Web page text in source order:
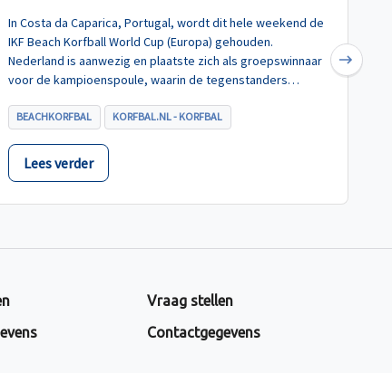
In Costa da Caparica, Portugal, wordt dit hele weekend de
IKF Beach Korfball World Cup (Europa) gehouden.
Nederland is aanwezig en plaatste zich als groepswinnaar
voor de kampioenspoule, waarin de tegenstanders
BEACHKORFBAL KORFBAL.NL - KORFBAL
Lees verder
Next
Vraag stellen
Contactgegevens